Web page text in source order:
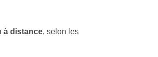
à distance, selon les